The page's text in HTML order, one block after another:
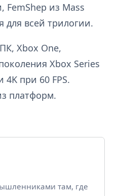
FemShep из Mass
для всей трилогии.
Xbox One,
Xbox Series
при 60 FPS.
платформ.
там, где